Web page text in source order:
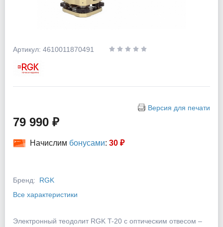
Артикул: 4610011870491
Версия для печати
79 990 ₽
Начислим бонусами: 30 ₽
Бренд:
RGK
Все характеристики
Электронный теодолит RGK T-20 с оптическим отвесом –